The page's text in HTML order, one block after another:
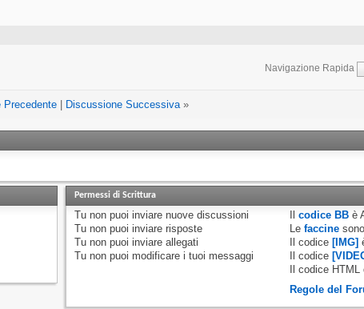
Navigazione Rapida
Precedente| Discussione Successiva »
Permessi di Scrittura
Tu non puoi inviare nuove discussioni
Tu non puoi inviare risposte
Tu non puoi inviare allegati
Tu non puoi modificare i tuoi messaggi
Ilcodice BB è
Lefaccine
Il codice [IMG]
Il codice
Il codice HTML
Regole del